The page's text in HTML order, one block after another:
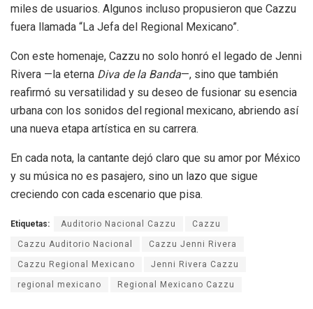
miles de usuarios. Algunos incluso propusieron que Cazzu
fuera llamada “La Jefa del Regional Mexicano”.
Con este homenaje, Cazzu no solo honró el legado de Jenni
Rivera —la eterna Diva de la Banda—, sino que también
reafirmó su versatilidad y su deseo de fusionar su esencia
urbana con los sonidos del regional mexicano, abriendo así
una nueva etapa artística en su carrera.
En cada nota, la cantante dejó claro que su amor por México
y su música no es pasajero, sino un lazo que sigue
creciendo con cada escenario que pisa.
Etiquetas: Auditorio Nacional Cazzu Cazzu
Cazzu Auditorio Nacional Cazzu Jenni Rivera
Cazzu Regional Mexicano Jenni Rivera Cazzu
regional mexicano Regional Mexicano Cazzu